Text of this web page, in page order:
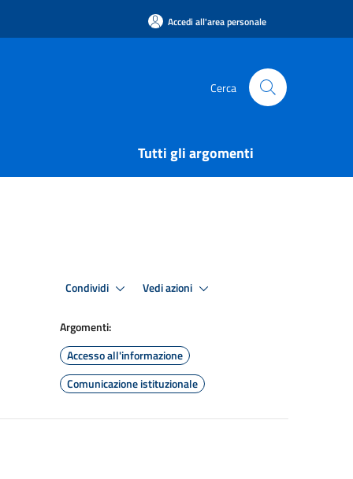
Accedi all'area personale
Cerca
Tutti gli argomenti
Condividi Vedi azioni
Argomenti:
Accesso all'informazione
Comunicazione istituzionale